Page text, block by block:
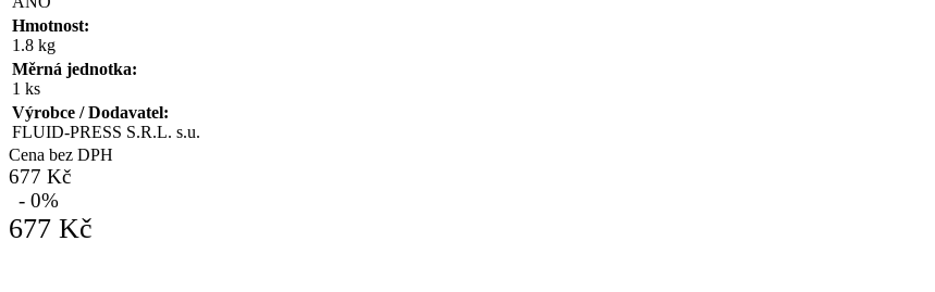
Hmotnost:
1.8 kg
Měrná jednotka:
1 ks
Výrobce / Dodavatel:
FLUID-PRESS S.R.L. s.u.
Cena bez DPH
677 Kč
- 0%
677 Kč